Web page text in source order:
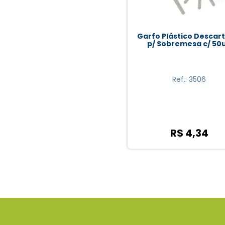
Garfo Plástico
p/ Sobremesa c/
Ref.: 3506
R$ 4,34